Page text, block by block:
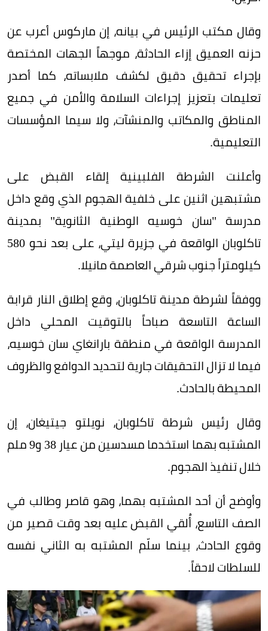
وقال مكتب الرئيس في بيانه، إن ماركوس أعرب عن
حزنه العميق إزاء الحادثة، موجهاً الجهات المختصة
بإجراء تحقيق دقيق لكشف ملابساته، كما أصدر
تعليمات بتعزيز إجراءات السلامة والأمن في جميع
المناطق والمكاتب والمنشآت، ولا سيما المؤسسات
التعليمية.
وأعلنت الشرطة الفلبينية إلقاء القبض على
مشتبهين اثنين على خلفية الهجوم الذي وقع داخل
مدرسة "سان خوسيه الوطنية الثانوية" بمدينة
تاكلوبان الواقعة في جزيرة ليتي، على بعد نحو 580
كيلومتراً جنوب شرقي العاصمة مانيلا.
ووفقاً لشرطة مدينة تاكلوبان، وقع إطلاق النار قرابة
الساعة التاسعة صباحاً بالتوقيت المحلي داخل
المدرسة الواقعة في منطقة بارانغاي سان خوسيه،
فيما لا تزال التحقيقات جارية لتحديد الدوافع والظروف
المحيطة بالحادث.
وقال رئيس شرطة تاكلوبان، نويلتو جيتيغان، إن
المشتبه بهما استخدما مسدسين من عيار 38 و9 ملم
خلال تنفيذ الهجوم.
وأوضح أن أحد المشتبه بهما، وهو قاصر وطالب في
الصف التاسع، أُلقي القبض عليه بعد وقت قصير من
وقوع الحادث، بينما سلّم المشتبه به الثاني نفسه
للسلطات لاحقاً.